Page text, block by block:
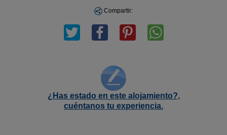
Compartir:
¿Has estado en este alojamiento?,
cuéntanos tu experiencia.